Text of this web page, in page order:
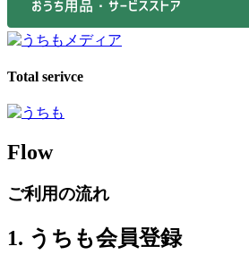
Total serivce
Flow
ご利用の流れ
1. うちも会員登録